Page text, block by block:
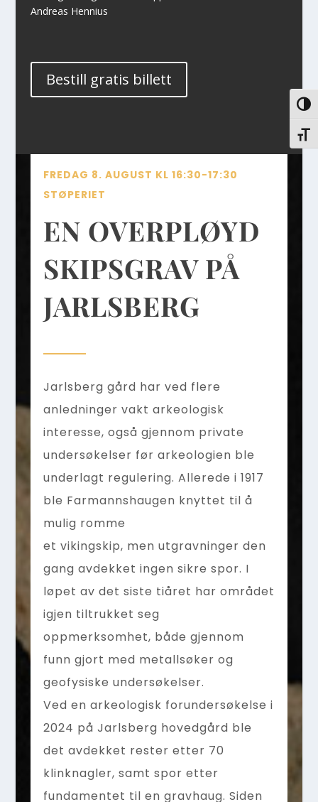
Andreas Hennius
Bestill gratis billett
FREDAG 8. AUGUST KL 16:30-17:30
STØPERIET
EN OVERPLØYD
SKIPSGRAV PÅ
JARLSBERG
Jarlsberg gård har ved flere
anledninger vakt arkeologisk
interesse, også gjennom private
undersøkelser før arkeologien ble
underlagt regulering. Allerede i 1917
ble Farmannshaugen knyttet til å
mulig romme
et vikingskip, men utgravninger den
gang avdekket ingen sikre spor. I
løpet av det siste tiåret har området
igjen tiltrukket seg
oppmerksomhet, både gjennom
funn gjort med metallsøker og
geofysiske undersøkelser.
Ved en arkeologisk forundersøkelse i
2024 på Jarlsberg hovedgård ble
det avdekket rester etter 70
klinknagler, samt spor etter
fundamentet til en gravhaug. Siden